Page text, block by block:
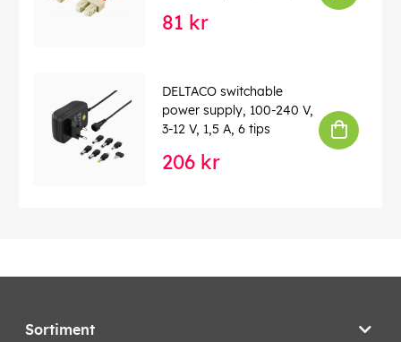
81 kr
DELTACO switchable
power supply, 100-240 V,
3-12 V, 1,5 A, 6 tips
206 kr
Sortiment